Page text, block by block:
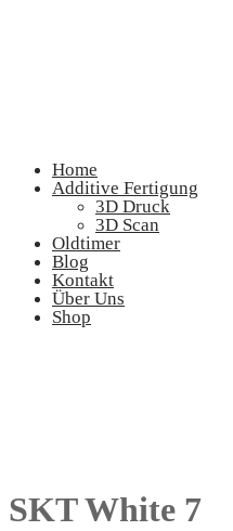
Home
Additive Fertigung
3D Druck
3D Scan
Oldtimer
Blog
Kontakt
Über Uns
Shop
SKT White 7